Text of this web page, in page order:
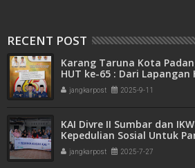
RECENT POST
Karang Taruna Kota
HUT ke-65 : Dari
Kebersamaan
jangkarpost 2025-9-11
KAI Divre II Sumbar dan
Kepedulian Sosial Untuk
jangkarpost 2025-7-27